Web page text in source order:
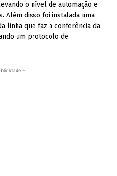
o nível de automação e
Além disso foi instalada uma
linha que faz a conferência da
um protocolo de
-